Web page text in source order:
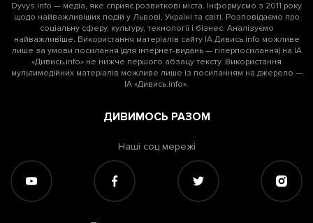
Dyvys.info — медіа, яке сприяє розвиткові міста. Інформуємо з 2011 року
щодо найважливіших подій у Львові, Україні та світі. Розповідаємо про
соціальну сферу, культуру, технології і бізнес. Аналізуємо
найважливіше. Використання матеріалів сайту ІА Дивись.info можливе
лише за умови посилання (для інтернет-видань — гіперпосилання) на ІА
«Дивись.info» не нижче першого абзацу тексту. Використання
мультимедійних матеріалів можливе лише із посиланням на джерело —
ІА «Дивись.info».
ДИВИМОСЬ РАЗОМ
Наші соц мережі